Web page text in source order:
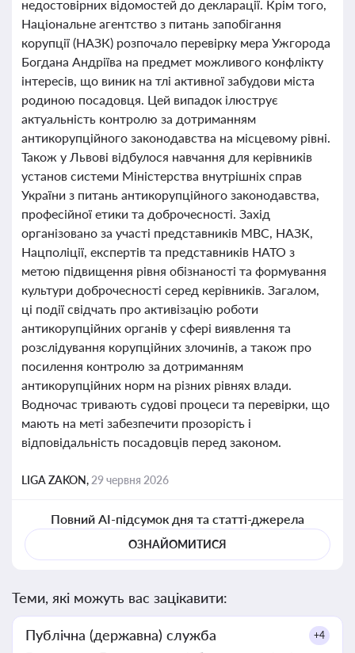
недостовірних відомостей до декларації. Крім того,
Національне агентство з питань запобігання
корупції (НАЗК) розпочало перевірку мера Ужгорода
Богдана Андріїва на предмет можливого конфлікту
інтересів, що виник на тлі активної забудови міста
родиною посадовця. Цей випадок ілюструє
актуальність контролю за дотриманням
антикорупційного законодавства на місцевому рівні.
Також у Львові відбулося навчання для керівників
установ системи Міністерства внутрішніх справ
України з питань антикорупційного законодавства,
професійної етики та доброчесності. Захід
організовано за участі представників МВС, НАЗК,
Нацполіції, експертів та представників НАТО з
метою підвищення рівня обізнаності та формування
культури доброчесності серед керівників. Загалом,
ці події свідчать про активізацію роботи
антикорупційних органів у сфері виявлення та
розслідування корупційних злочинів, а також про
посилення контролю за дотриманням
антикорупційних норм на різних рівнях влади.
Водночас тривають судові процеси та перевірки, що
мають на меті забезпечити прозорість і
відповідальність посадовців перед законом.
LIGA ZAKON, 29 червня 2026
Повний AI-підсумок дня та статті-джерела
ОЗНАЙОМИТИСЯ
Теми, які можуть вас зацікавити:
Публічна (державна) служба +4